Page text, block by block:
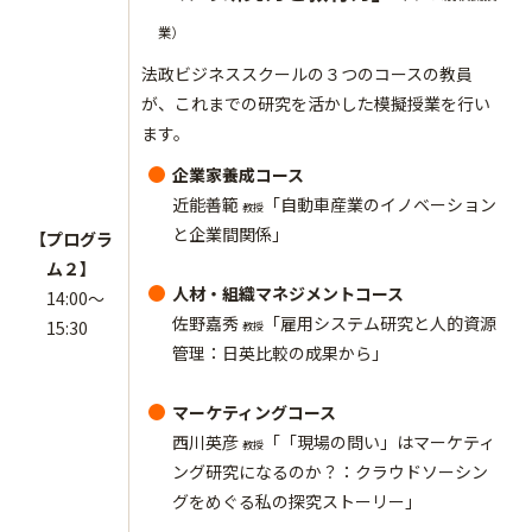
【プログラ
ム２】
14:00～
15:30
業）
法政ビジネススクールの３つのコースの教員
が、これまでの研究を活かした模擬授業を行い
ます。
企業家養成コース
近能善範 教授
「自動車産業のイノベーション
と企業間関係」
人材・組織マネジメントコース
佐野嘉秀 教授
「雇用システム研究と人的資源
管理：日英比較の成果から」
マーケティングコース
西川英彦 教授
「「現場の問い」はマーケティ
ング研究になるのか？：クラウドソーシン
グをめぐる私の探究ストーリー」